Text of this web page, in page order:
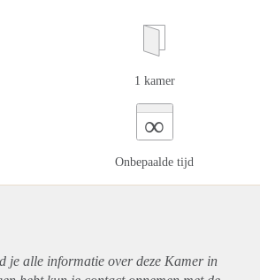
1 kamer
∞
Onbepaalde tijd
je alle informatie over deze Kamer in